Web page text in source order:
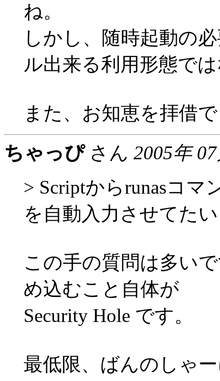
ね。
しかし、随時起動の
ル出来る利用形態で
また、お知恵を拝借
ちゃっぴさん 2005年
> Scriptからrunasコ
を自動入力させてた
この手の質問は多い
め込むこと自体が
Security Hole です。
最低限、ばんのしゃ